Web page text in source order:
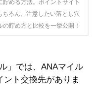
める方法。ポイントサイト
ろん、注意したい落とし穴
貯め方と比較を一挙公開！
」では、ANAマイル
ト交換先がありま